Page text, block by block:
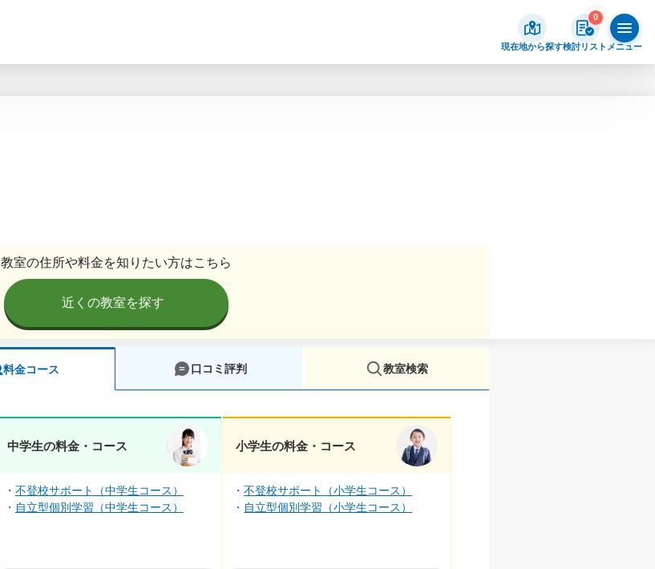
現在地から探す
0
検討リスト メニュー
教室の住所や料金を知りたい方はこちら
近くの教室を探す
料金コース 口コミ評判 教室検索
中学生の料金・コース
不登校サポート（中学生コース）
自立型個別学習（中学生コース）
小学生の料金・コース
不登校サポート（小学生コース）
自立型個別学習（小学生コース）